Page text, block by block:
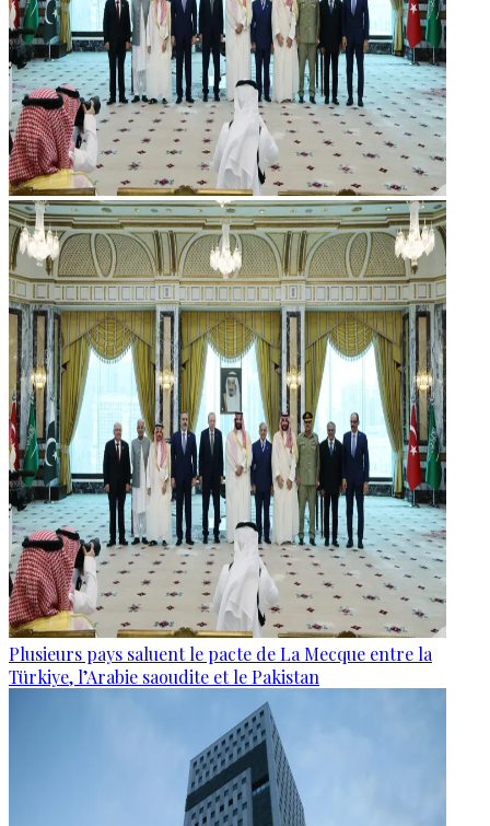
Plusieurs pays saluent le pacte de La Mecque entre la
Türkiye, l’Arabie saoudite et le Pakistan